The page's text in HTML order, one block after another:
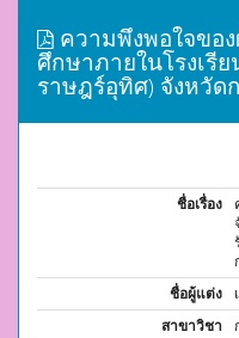
ความพึงพอใจขอ
ศึกษาภายในโรงเรี
ราษฎร์อุทิศ) จังหวัด
ชื่อเรื่อง
ชื่อผู้แต่ง
สาขาวิชา